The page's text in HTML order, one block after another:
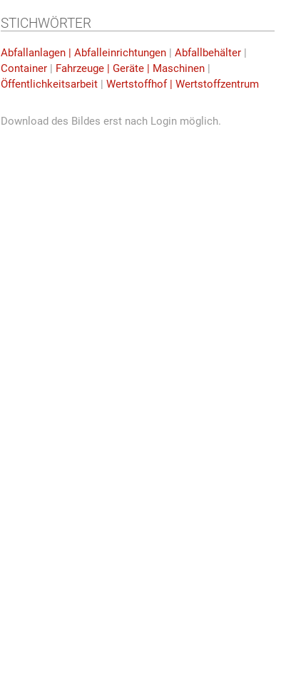
STICHWÖRTER
Abfallanlagen | Abfalleinrichtungen |Abfallbehälter |
Container | Fahrzeuge | Geräte | Maschinen |
Öffentlichkeitsarbeit |Wertstoffhof | Wertstoffzentrum
Download des Bildes erst nach Login möglich.